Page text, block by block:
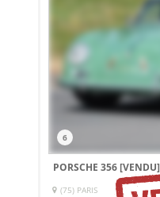
6
PORSCHE 356[VENDU]
(75) PARIS